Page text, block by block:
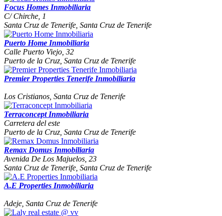
Focus Homes Inmobiliaria
C/ Chirche, 1
Santa Cruz de Tenerife, Santa Cruz de Tenerife
Puerto Home Inmobiliaria
Calle Puerto Viejo, 32
Puerto de la Cruz, Santa Cruz de Tenerife
Premier Properties Tenerife Inmobiliaria
Los Cristianos, Santa Cruz de Tenerife
Terraconcept Inmobiliaria
Carretera del este
Puerto de la Cruz, Santa Cruz de Tenerife
Remax Domus Inmobiliaria
Avenida De Los Majuelos, 23
Santa Cruz de Tenerife, Santa Cruz de Tenerife
A.E Properties Inmobiliaria
Adeje, Santa Cruz de Tenerife